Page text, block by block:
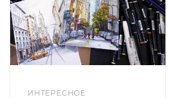
ИНТЕРЕСНОЕ